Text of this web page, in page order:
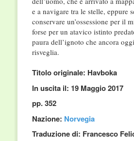
e a navigare tra le stelle, eppure
conservare un’ossessione per il
forse per un atavico istinto
paura dell’ignoto che ancora
risveglia.
Titolo originale: Havboka
In uscita il: 19 Maggio 2017
pp. 352
Nazione: Norvegia
Traduzione di: Francesco